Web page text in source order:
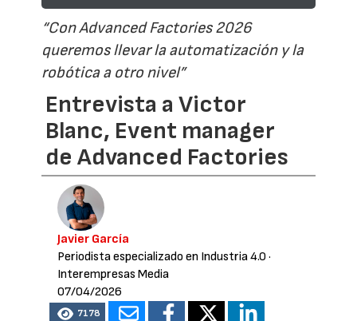
“Con Advanced Factories 2026
queremos llevar la automatización y la
robótica a otro nivel”
Entrevista a Victor
Blanc, Event manager
de Advanced Factories
Javier García
Periodista especializado en Industria 4.0 ·
Interempresas Media
07/04/2026
7178